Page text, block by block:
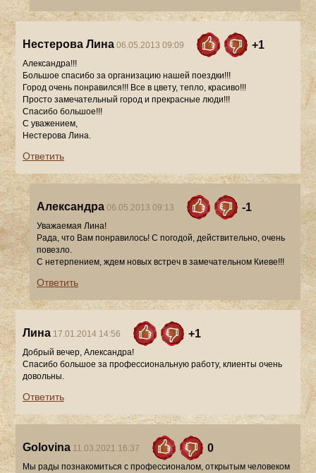
Нестерова Лина 06.05.2013 09:09 +1
Александра!!!
Большое спасибо за организацию нашей поездки!!!
Город очень понравился!!! Все в цвету, тепло, красиво!!!
Просто замечательный город и прекрасные люди!!!
Спасибо большое!!!
С уважением,
Нестерова Лина.
Ответить
Александра 06.05.2013 09:13 -1
Уважаемая Лина!
Рада, что Вам понравилось! С погодой, действительно, очень
повезло.
С нетерпением, ждем новых встреч в замечательном Киеве!!!
Ответить
Лина 17.01.2014 14:56 +1
Добрый вечер, Александра!
Спасибо большое за профессиональную работу, клиенты очень
довольны.
Ответить
Golovina 11.03.2021 16:37 0
Мы рады познакомиться с профессионалом, открытым человеком